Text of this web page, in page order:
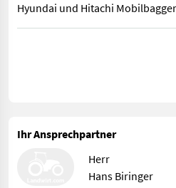
Hyundai und Hitachi Mobilbagger
Wie suchen für Export alle
Ihr Ansprechpartner
Herr
Hans Biringer